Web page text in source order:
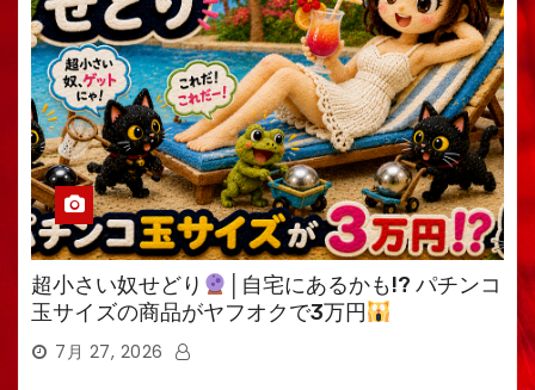
超小さい奴せどり
│自宅にあるかも!? パチンコ
玉サイズの商品がヤフオクで3万円
7月 27, 2026